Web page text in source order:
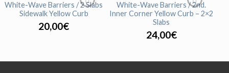
White-Wave Barriers / 2 Slabs
Sidewalk Yellow Curb
20,00€
White-Wave Barriers / 2nd.
Inner Corner Yellow Curb – 2×2
Slabs
24,00€